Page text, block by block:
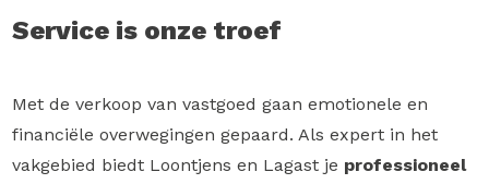
Service is onze troef
Met de verkoop van vastgoed gaan emotionele en
financiële overwegingen gepaard. Als expert in het
vakgebied biedt Loontjens en Lagast je professioneel